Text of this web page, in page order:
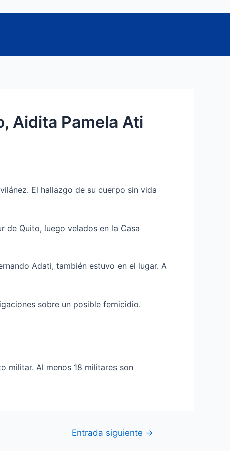
Aidita Pamela Ati
El hallazgo de su cuerpo sin vida
de Quito, luego velados en la Casa
Adati, también estuvo en el lugar. A
sobre un posible femicidio.
militar. Al menos 18 militares son
Entrada siguiente →